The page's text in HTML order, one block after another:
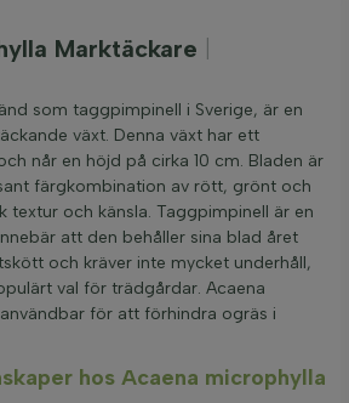
Marktäckare
som taggpimpinell i Sverige, är en
växt. Denna växt har ett
når en höjd på cirka 10 cm. Bladen är
färgkombination av rött, grönt och
textur och känsla. Taggpimpinell är en
att den behåller sina blad året
och kräver inte mycket underhåll,
val för trädgårdar. Acaena
för att förhindra ogräs i
hos Acaena microphylla